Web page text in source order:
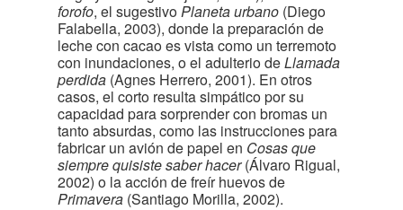
forofo, el sugestivo Planeta urbano (Diego
Falabella, 2003), donde la preparación de
leche con cacao es vista como un terremoto
con inundaciones, o el adulterio deLlamada
perdida (Agnes Herrero, 2001). En otros
casos, el corto resulta simpático por su
capacidad para sorprender con bromas un
tanto absurdas, como las instrucciones para
fabricar un avión de papel en Cosas que
siempre quisiste saber hacer(Álvaro Rigual,
2002) o la acción de freír huevos de
Primavera (Santiago Morilla, 2002).